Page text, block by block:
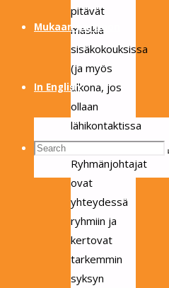
Mukaan partioon
In English
Search
Search
pitävät
maskia
sisäkokouksissa
(ja myös
ulkona, jos
ollaan
lähikontaktissa
toisiin)
Ryhmänjohtajat
ovat
yhteydessä
ryhmiin ja
kertovat
tarkemmin
syksyn